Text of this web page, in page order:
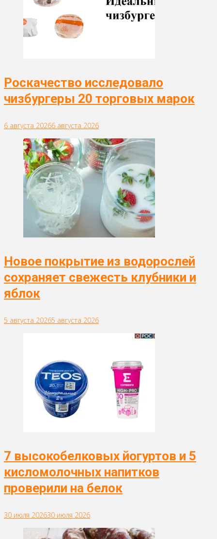
Роскачество исследовало
чизбургеры 20 торговых марок
6 августа 20266 августа 2026
Новое покрытие из водорослей
сохраняет свежесть клубники и
яблок
5 августа 20265 августа 2026
7 высокобелковых йогуртов и 5
кисломолочных напитков
проверили на белок
30 июля 202630 июля 2026